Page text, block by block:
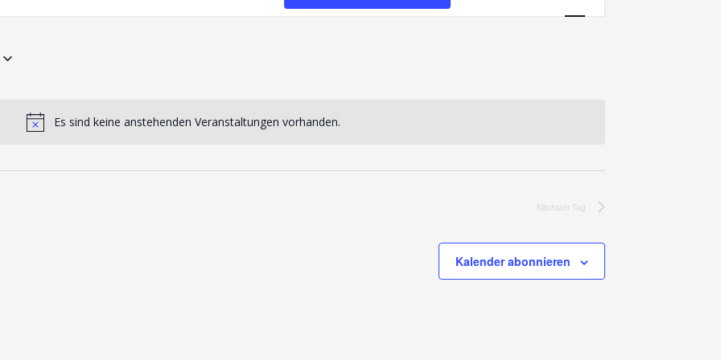
Hinweis
Es sind keine anstehenden Veranstaltungen vorhanden.
Navigation
Nächster Tag
Kalender abonnieren